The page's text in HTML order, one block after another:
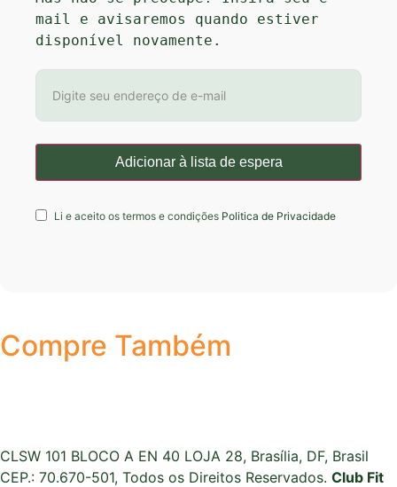
mail e avisaremos quando estiver
disponível novamente.
Li e aceito os termos e condições Politica de Privacidade
Compre Também
CLSW 101 BLOCO A EN 40 LOJA 28, Brasília, DF, Brasil
CEP.: 70.670-501, Todos os Direitos Reservados. Club Fit